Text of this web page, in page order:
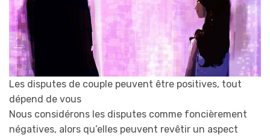
Les disputes de couple peuvent être positives, tout
dépend de vous
Nous considérons les disputes comme foncièrement
négatives, alors qu’elles peuvent revêtir un aspect